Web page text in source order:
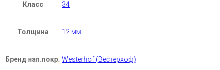
Класс 34
Толщина 12 мм
Бренд нап.покр. Westerhof (Вестерхоф)